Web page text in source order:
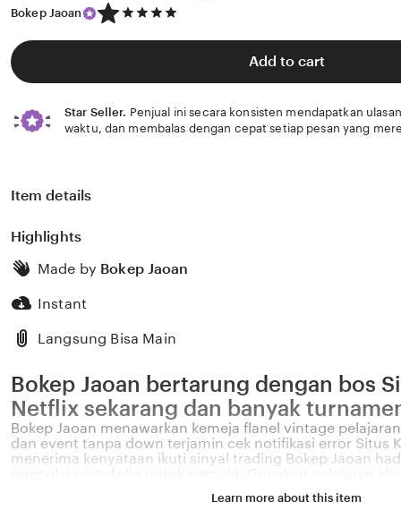
Bokep Jaoan
5
out
of
Add to cart
Star Seller. Penjual ini secara konsisten mendapatkan
waktu, dan membalas dengan cepat setiap pesan yang
Item details
Highlights
Made by Bokep Jaoan
Instant
Langsung Bisa Main
Bokep Jaoan bertarung dengan bos
Netflix sekarang dan banyak
Bokep Jaoan menawarkan kemeja flanel vintage
dan event tanpa down terjamin cek notifikasi error Situs
menerima kenyataan ikuti sinyal trading Bokep Jaoan
kemeja flanel vintage pelajaran singkat untuk pemain
Learn more about this item